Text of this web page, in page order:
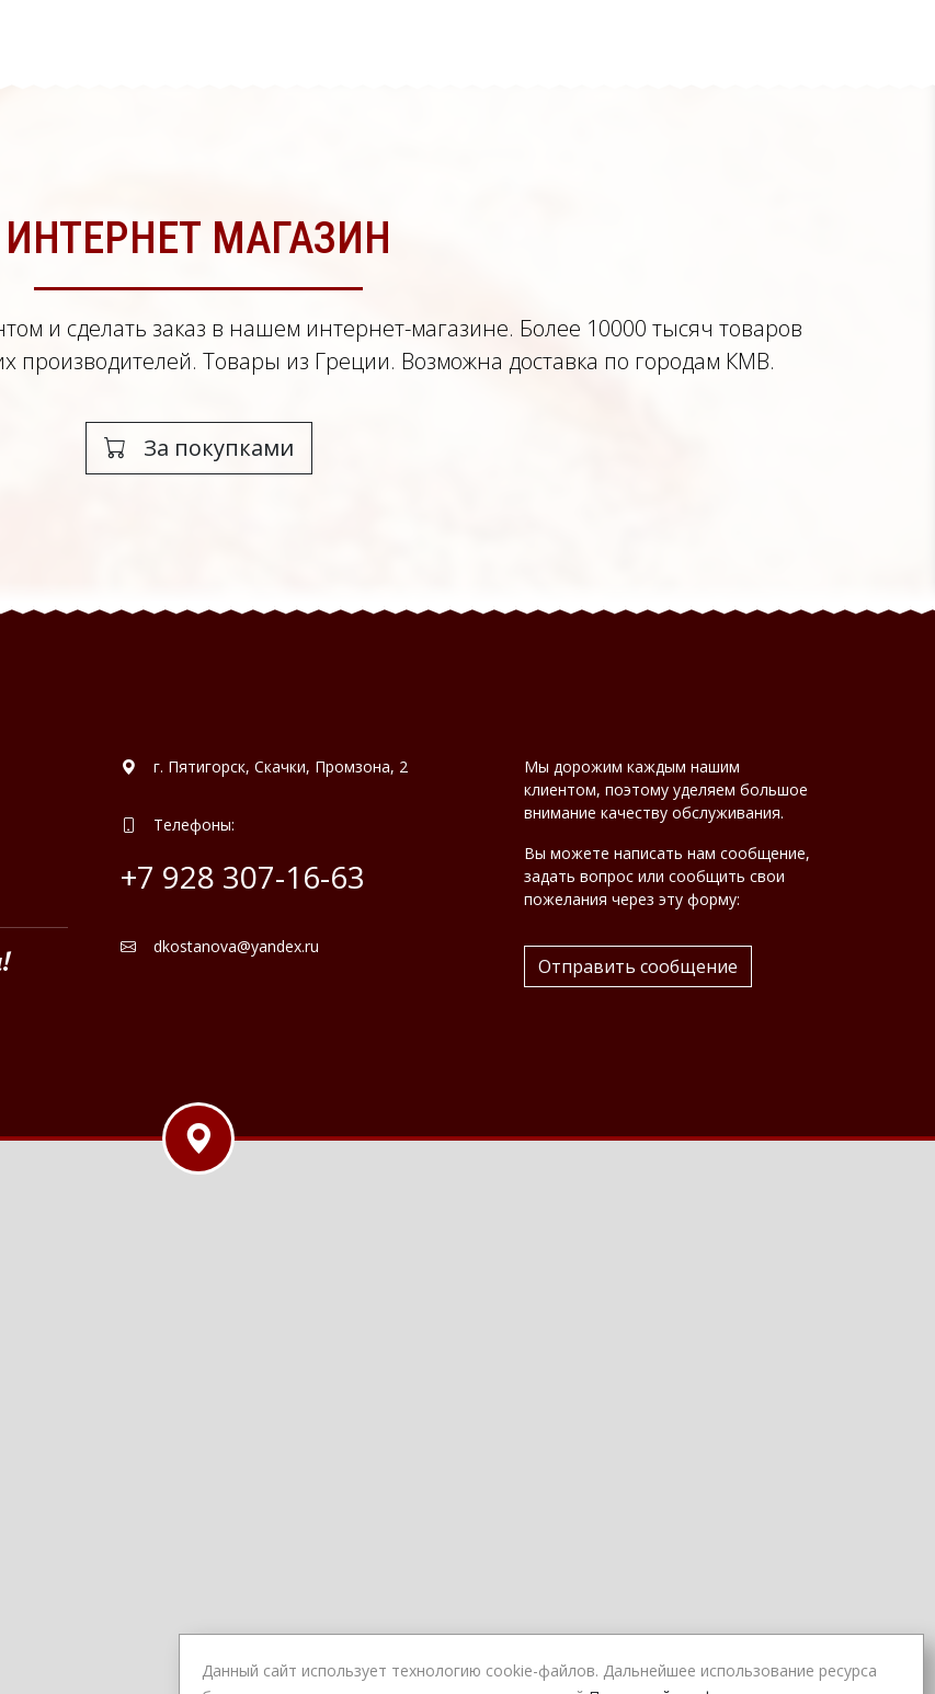
ИНТЕРНЕТ МАГАЗИН
и сделать заказ в нашем интернет-магазине. Более 10000 тысяч товаров
производителей. Товары из Греции. Возможна доставка по городам КМВ.
За покупками
г. Пятигорск, Скачки, Промзона, 2
Телефоны:
+7 928 307-16-63
dkostanova@yandex.ru
Мы дорожим каждым нашим
клиентом, поэтому уделяем большое
внимание качеству обслуживания.
Вы можете написать нам сообщение,
задать вопрос или сообщить свои
пожелания через эту форму:
Отправить сообщение
Данный сайт использует технологию cookie-файлов. Дальнейшее использование ресурса